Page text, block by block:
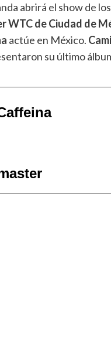
abrirá el show de
WTC de Ciudad de
actúe en México.
su último